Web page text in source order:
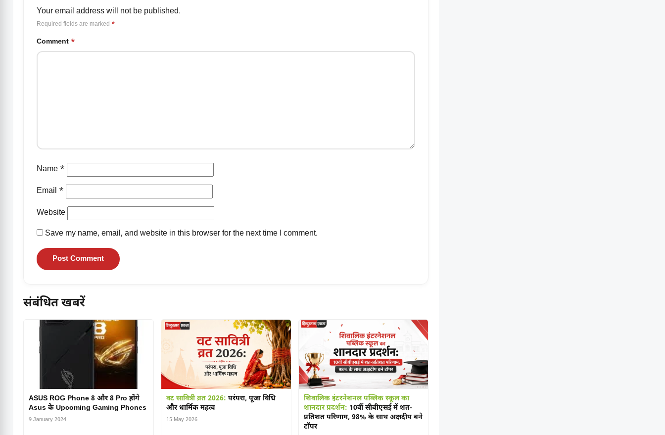
Your email address will not be published.
Required fields are marked *
Comment *
Name *
Email *
Website
Save my name, email, and website in this browser for the next time I comment.
संबंधित खबरें
ASUS ROG Phone 8 और 8 Pro होंगे
Asus के Upcoming Gaming Phones
9 January 2024
वट सावित्री व्रत 2026: परंपरा, पूजा विधि
और धार्मिक महत्व
15 May 2026
शिवालिक इंटरनेशनल पब्लिक स्कूल का
शानदार प्रदर्शन: 10वीं सीबीएसई में शत-
प्रतिशत परिणाम, 98% के साथ अक्षदीप बने
टॉपर